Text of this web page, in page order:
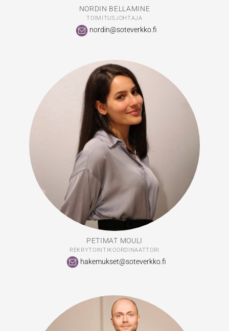
NORDIN BELLAMINE
TOIMITUSJOHTAJA
nordin@soteverkko.fi
PETIMAT MOULI
REKRYTOINTIKOORDINAATTORI
hakemukset@soteverkko.fi